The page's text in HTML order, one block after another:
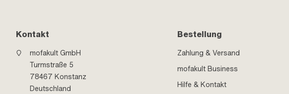
Kontakt
mofakult GmbH
Turmstraße 5
78467 Konstanz
Deutschland
Bestellung
Zahlung & Versand
mofakult Business
Hilfe & Kontakt